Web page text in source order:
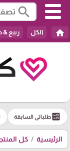
search
home الكل ربيع
ballotطلباتي السابقة
الرئيسية كل